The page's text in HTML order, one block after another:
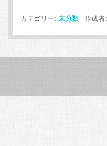
カテゴリー:未分類作成者: